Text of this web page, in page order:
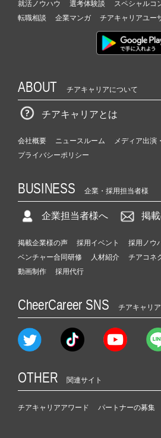
就活ノウハウ 選考体験談 スペシャルコ
転職相談
企業マンガ チアキャリアユー
ABOUT チアキャリアについて
チアキャリアとは
会社概要 ニュースルーム
メディア出演
プライバシーポリシー
BUSINESS 企業・採用担当者様
企業担当者様へ 掲
掲載企業様の声 採用イベント 採用ノウ
ベンチャー合同研修
人材紹介 チアコネ
動画制作
採用代行
CheerCareer SNS チアキャリ
OTHER 関連サイト
チアキャリアアワード パートナーの募集